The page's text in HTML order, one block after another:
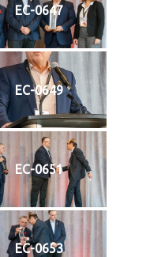
EC-0647
EC-0649
EC-0651
EC-0653